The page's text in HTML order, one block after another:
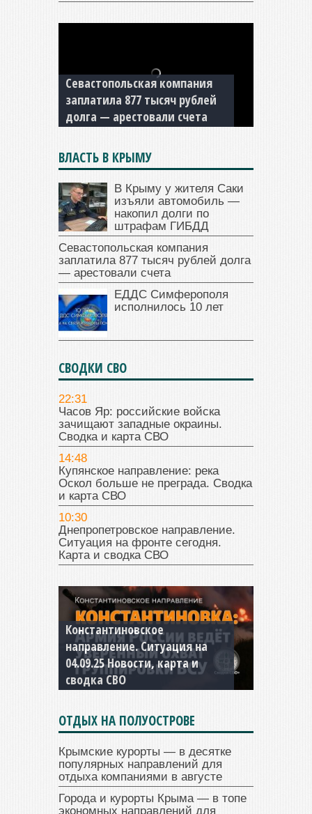
Севастопольская компания
заплатила 877 тысяч рублей
долга — арестовали счета
ВЛАСТЬ В КРЫМУ
В Крыму у жителя Саки
изъяли автомобиль —
накопил долги по
штрафам ГИБДД
Севастопольская компания
заплатила 877 тысяч рублей долга
— арестовали счета
ЕДДС Симферополя
исполнилось 10 лет
СВОДКИ СВО
22:31
Часов Яр: российские войска
зачищают западные окраины.
Сводка и карта СВО
14:48
Купянское направление: река
Оскол больше не преграда. Сводка
и карта СВО
10:30
Днепропетровское направление.
Ситуация на фронте сегодня.
Карта и сводка СВО
Константиновское
направление. Ситуация на
04.09.25 Новости, карта и
сводка СВО
ОТДЫХ НА ПОЛУОСТРОВЕ
Крымские курорты — в десятке
популярных направлений для
отдыха компаниями в августе
Города и курорты Крыма — в топе
экономных направлений для